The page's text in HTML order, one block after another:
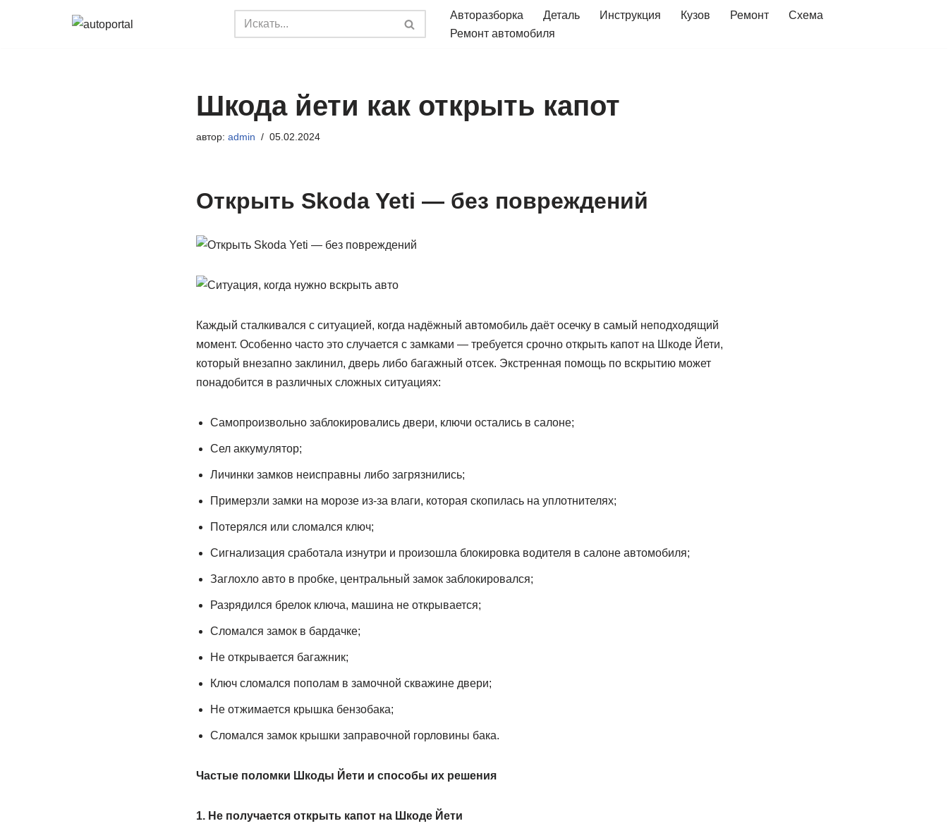
Авторазборка Деталь Инструкция Кузов Ремонт
Схема
Ремонт автомобиля
Шкода йети как открыть капот
автор: admin 05.02.2024
Открыть Skoda Yeti — без повреждений
Каждый сталкивался с ситуацией, когда надёжный автомобиль даёт осечку в самый неподходящий
момент. Особенно часто это случается с замками — требуется срочно открыть капот на Шкоде Йети,
который внезапно заклинил, дверь либо багажный отсек. Экстренная помощь по вскрытию может
понадобится в различных сложных ситуациях:
Самопроизвольно заблокировались двери, ключи остались в салоне;
Сел аккумулятор;
Личинки замков неисправны либо загрязнились;
Примерзли замки на морозе из-за влаги, которая скопилась на уплотнителях;
Потерялся или сломался ключ;
Сигнализация сработала изнутри и произошла блокировка водителя в салоне автомобиля;
Заглохло авто в пробке, центральный замок заблокировался;
Разрядился брелок ключа, машина не открывается;
Сломался замок в бардачке;
Не открывается багажник;
Ключ сломался пополам в замочной скважине двери;
Не отжимается крышка бензобака;
Сломался замок крышки заправочной горловины бака.
Частые поломки Шкоды Йети и способы их решения
1. Не получается открыть капот на Шкоде Йети